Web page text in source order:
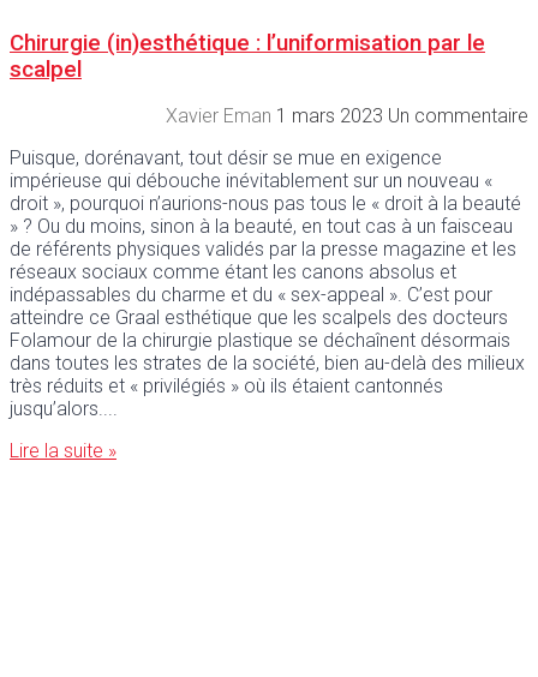
Chirurgie (in)esthétique : l’uniformisation par le
scalpel
Xavier Eman 1 mars 2023 Un commentaire
Puisque, dorénavant, tout désir se mue en exigence
impérieuse qui débouche inévitablement sur un nouveau «
droit », pourquoi n’aurions-nous pas tous le « droit à la beauté
» ? Ou du moins, sinon à la beauté, en tout cas à un faisceau
de référents physiques validés par la presse magazine et les
réseaux sociaux comme étant les canons absolus et
indépassables du charme et du « sex-appeal ». C’est pour
atteindre ce Graal esthétique que les scalpels des docteurs
Folamour de la chirurgie plastique se déchaînent désormais
dans toutes les strates de la société, bien au-delà des milieux
très réduits et « privilégiés » où ils étaient cantonnés
jusqu’alors.
Lire la suite »